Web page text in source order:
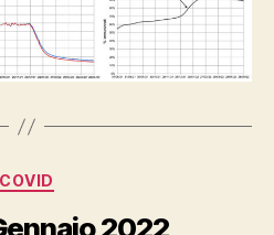
Categorie
COVID
2022